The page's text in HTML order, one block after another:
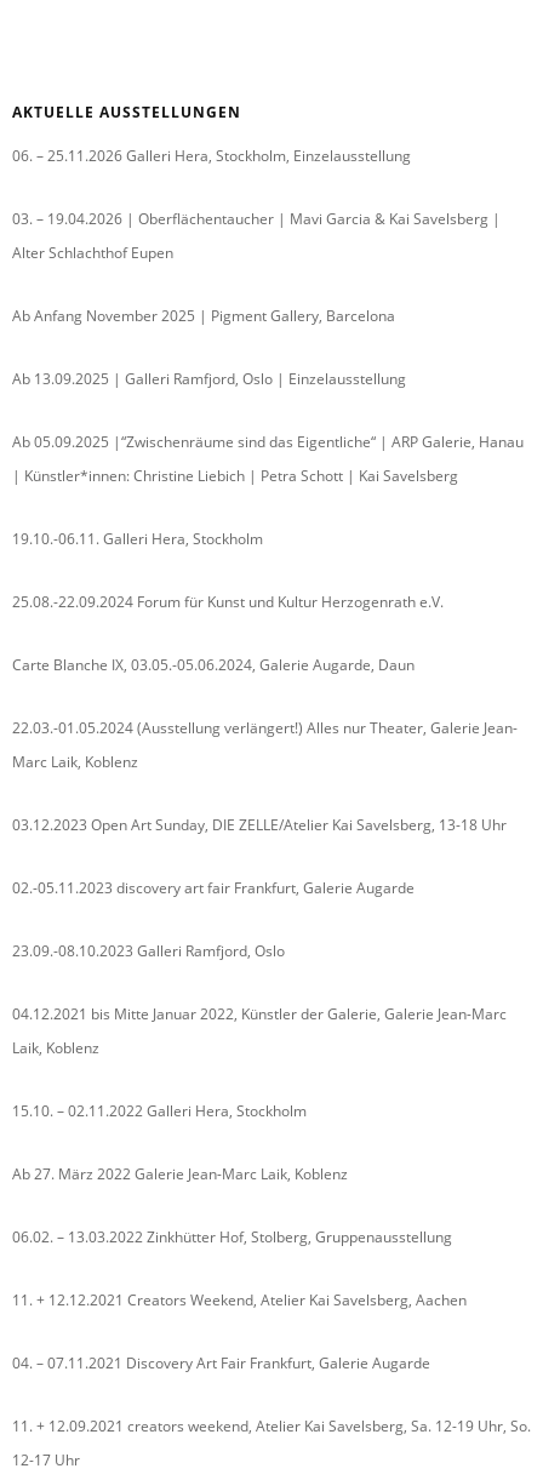
AKTUELLE AUSSTELLUNGEN
06. – 25.11.2026 Galleri Hera, Stockholm, Einzelausstellung
03. – 19.04.2026 | Oberflächentaucher | Mavi Garcia & Kai Savelsberg |
Alter Schlachthof Eupen
Ab Anfang November 2025 | Pigment Gallery, Barcelona
Ab 13.09.2025 | Galleri Ramfjord, Oslo | Einzelausstellung
Ab 05.09.2025 |“Zwischenräume sind das Eigentliche“ | ARP Galerie, Hanau
| Künstler*innen: Christine Liebich | Petra Schott | Kai Savelsberg
19.10.-06.11. Galleri Hera, Stockholm
25.08.-22.09.2024 Forum für Kunst und Kultur Herzogenrath e.V.
Carte Blanche IX, 03.05.-05.06.2024, Galerie Augarde, Daun
22.03.-01.05.2024 (Ausstellung verlängert!) Alles nur Theater, Galerie Jean-
Marc Laik, Koblenz
03.12.2023 Open Art Sunday, DIE ZELLE/Atelier Kai Savelsberg, 13-18 Uhr
02.-05.11.2023 discovery art fair Frankfurt, Galerie Augarde
23.09.-08.10.2023 Galleri Ramfjord, Oslo
04.12.2021 bis Mitte Januar 2022, Künstler der Galerie, Galerie Jean-Marc
Laik, Koblenz
15.10. – 02.11.2022 Galleri Hera, Stockholm
Ab 27. März 2022 Galerie Jean-Marc Laik, Koblenz
06.02. – 13.03.2022 Zinkhütter Hof, Stolberg, Gruppenausstellung
11. + 12.12.2021 Creators Weekend, Atelier Kai Savelsberg, Aachen
04. – 07.11.2021 Discovery Art Fair Frankfurt, Galerie Augarde
11. + 12.09.2021 creators weekend, Atelier Kai Savelsberg, Sa. 12-19 Uhr, So.
12-17 Uhr